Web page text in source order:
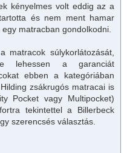
kényelmes volt eddig az a
és nem ment hamar
egy matracban gondolkodni.
matracok súlykorlátozását,
lehessen a garanciát
ebben a kategóriában
zsákrugós matracai is
Pocket vagy Multipocket)
tekintettel a Billerbeck
szerencsés választás.